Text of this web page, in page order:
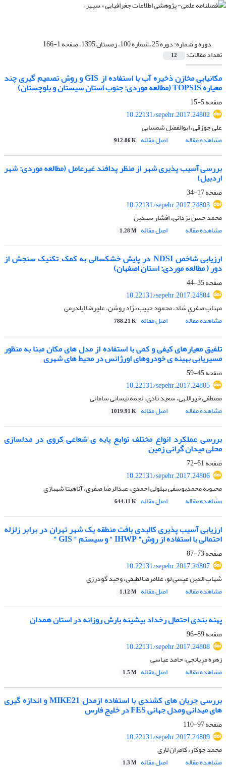
دوره و شماره:دوره 25، شماره 100، زمستان 1395، صفحه 1-166
تعداد مقالات: 12
مکانیابی مخازن ذخیره آب با استفاده از GIS و روش تصمیم گیری چند
معیاره TOPSIS (مطالعه موردی: جنوب استان سیستان و بلوچستان)
صفحه5-15
10.22131/sepehr.2017.24802
علی جوزقی، ابوالفضل شمسایی
مشاهده مقاله
اصل مقاله 912.86 K
بررسی آسیب پذیری شهر از منظر پدافند غیرعامل (مطالعه موردی: شهر
اردبیل)
صفحه17-34
10.22131/sepehr.2017.24803
محمد حسن یزدانی، افشار سیدین
مشاهده مقاله
اصل مقاله 1.28 M
ارزیابی شاخص NDSI در پایش خشکسالی به کمک تکنیک سنجش از
دور ( مطالعه موردی: استان اصفهان)
صفحه35-44
10.22131/sepehr.2017.24804
مهتاب صفری شاد، محمود حبیب نژاد روشن، علیرضا ایلدرمی
مشاهده مقاله
اصل مقاله 788.21 K
تلفیق معیارهای کیفی و کمی با استفاده از مدل های مکان مبنا به منظور
مسیریابی بهینه ی خودروهای اورژانس در محیط های شهری
صفحه45-59
10.22131/sepehr.2017.24805
مصطفی خیراللهی، سعید نادی، نجمه نیسانی سامانی
مشاهده مقاله
اصل مقاله 1019.91 K
بررسی عملکرد انواع مختلف توابع پایه ی شعاعی کروی در مدلسازی
محلی میدان گرانی زمین
صفحه61-72
10.22131/sepehr.2017.24806
محبوبه محمدیوسفی بهلولی احمدی، عبدالرضا صفری، آناهیتا شهبازی
مشاهده مقاله
اصل مقاله 644.11 K
ارزیابی آسیب پذیری کالبدی بافت منطقه یک شهر تهران در برابر زلزله
احتمالی با استفاده از روش" IHWP " و سیستم " GIS "
صفحه73-87
10.22131/sepehr.2017.24807
شهاب الدین عیسی لو، غلامرضا لطیفی، وحید گودرزی
مشاهده مقاله
اصل مقاله 1.12 M
پهنه بندی احتمال رخداد بیشینه بارش روزانه در استان همدان
صفحه89-96
10.22131/sepehr.2017.24808
زهره مریانجی، حامد عباسی
مشاهده مقاله
اصل مقاله 1.5 M
بررسی جریان های کشندی با استفاده ازمدل MIKE21 و اندازه گیری
های میدانی ومدل جهانی FES در خلیج فارس
صفحه97-110
10.22131/sepehr.2017.24809
محمد جوکار، کامران لاری
مشاهده مقاله
اصل مقاله 1.3 M